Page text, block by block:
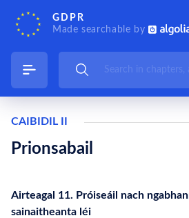
GDPR
Made searchable by
CAIBIDIL II
Prionsabail
Airteagal 11. Próiseáil nach
sainaitheanta léi